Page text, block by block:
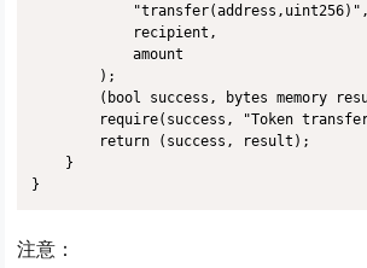
            "transfer(address,uint256)",
            recipient,
            amount
        );
(bool success, bytes memory
require(success, "Token
        return (success, result);
    }
}
注意 ：